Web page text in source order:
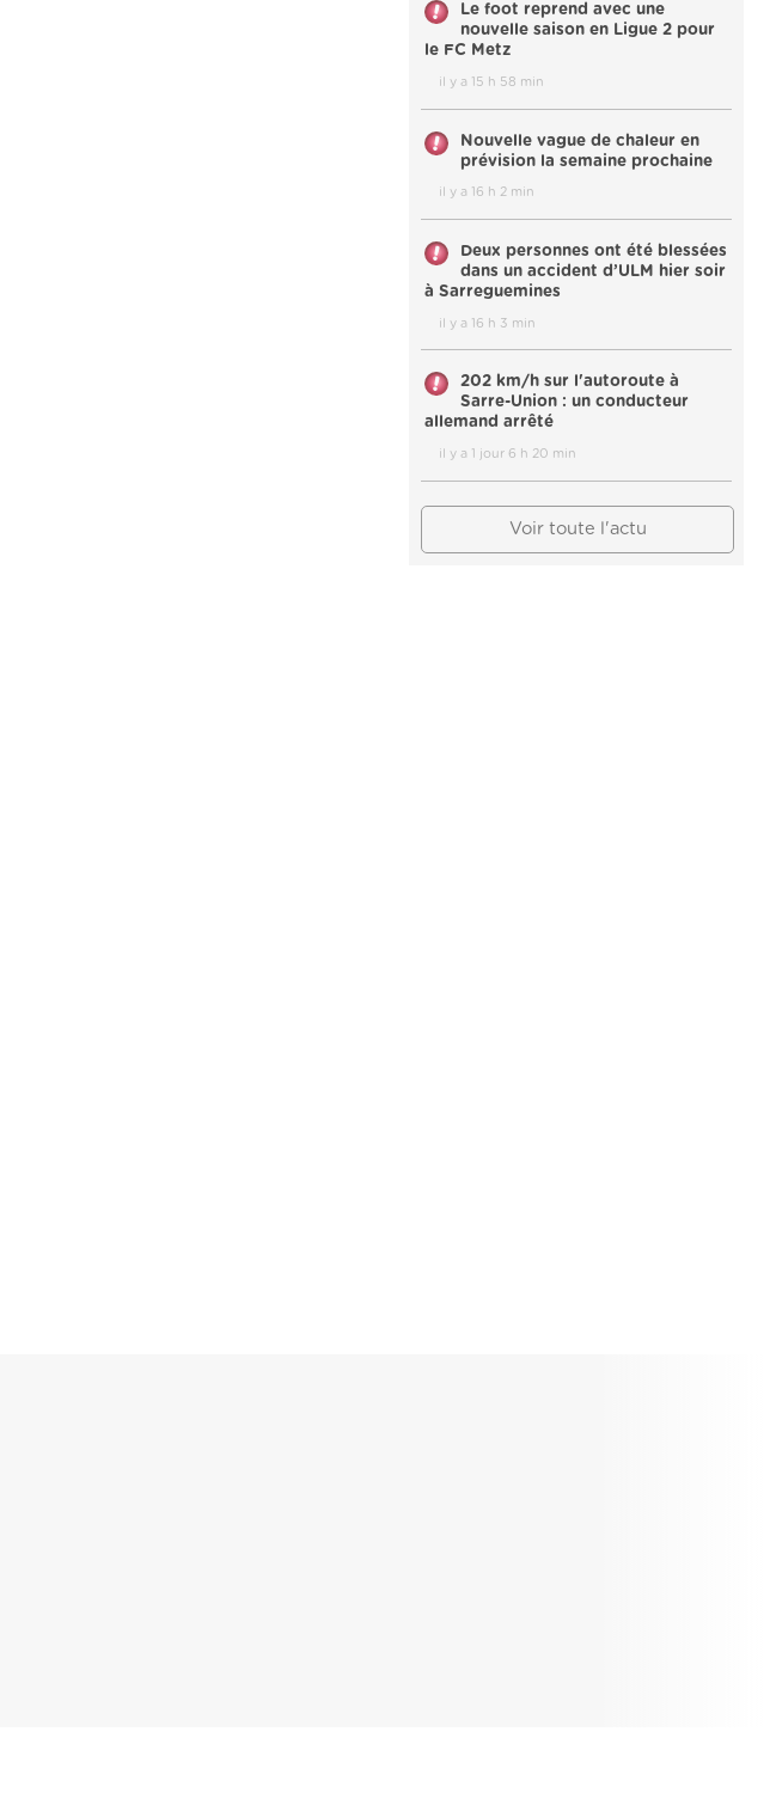
Le foot reprend avec une
nouvelle saison en Ligue 2 pour
le FC Metz
il y a 15 h 58 min
Nouvelle vague de chaleur en
prévision la semaine prochaine
il y a 16 h 2 min
Deux personnes ont été blessées
dans un accident d’ULM hier soir
à Sarreguemines
il y a 16 h 3 min
202 km/h sur l'autoroute à
Sarre-Union : un conducteur
allemand arrêté
il y a 1 jour 6 h 20 min
Voir toute l'actu